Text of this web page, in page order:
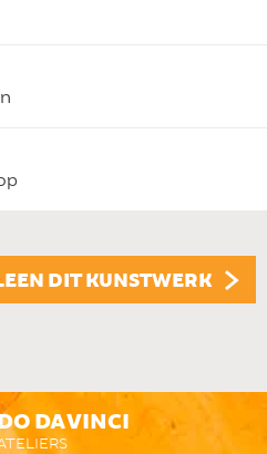
DIT KUNSTWERK
DA VINCI